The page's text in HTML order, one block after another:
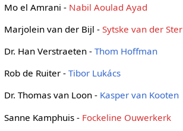
Mo el Amrani - Nabil Aoulad Ayad
Marjolein van der Bijl - Sytske van der Ster
Dr. Han Verstraeten - Thom Hoffman
Rob de Ruiter - Tibor Lukács
Dr. Thomas van Loon - Kasper van Kooten
Sanne Kamphuis - Fockeline Ouwerkerk